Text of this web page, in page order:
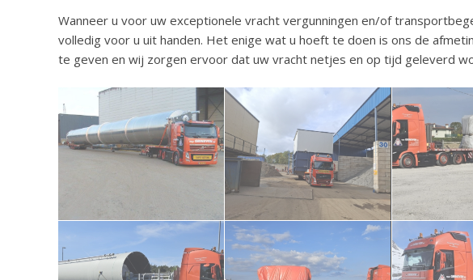
Wanneer u voor uw exceptionele vracht vergunningen en/of
volledig voor u uit handen. Het enige wat u hoeft te doen is ons de
te geven en wij zorgen ervoor dat uw vracht netjes en op tijd geleverd